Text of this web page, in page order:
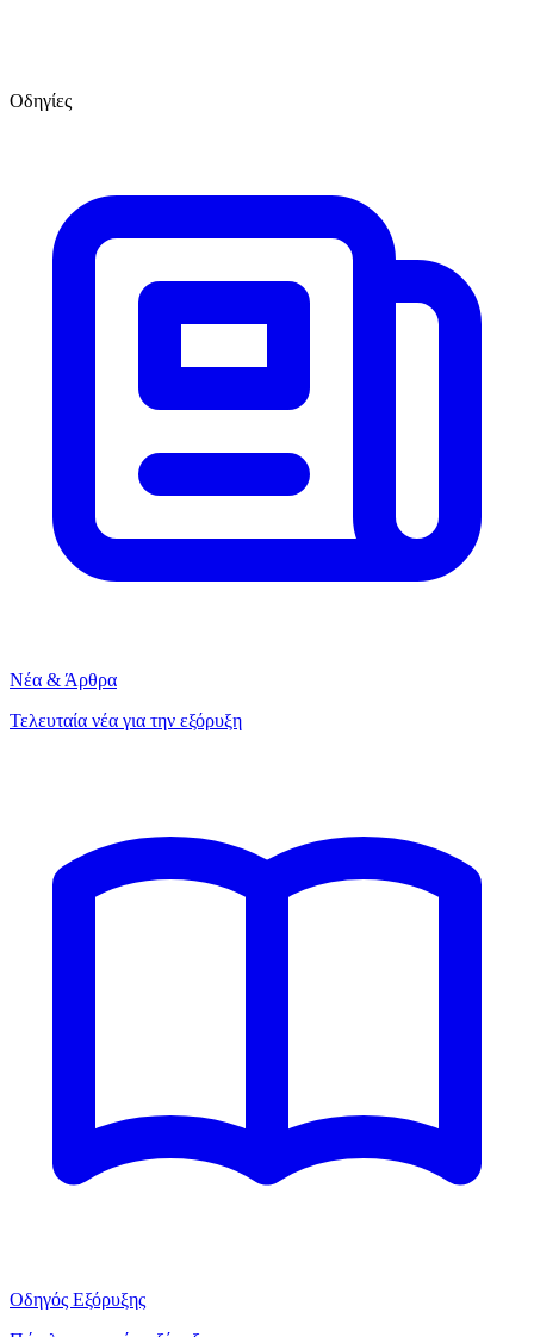
Οδηγίες
Νέα & Άρθρα
Τελευταία νέα για την εξόρυξη
Οδηγός Εξόρυξης